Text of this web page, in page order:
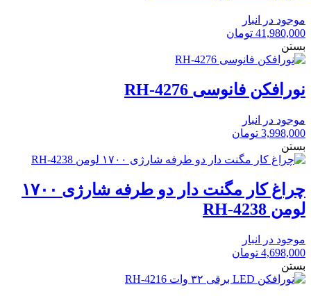
موجود در انبار
41,980,000 تومان
بستن
نورافکن فانوسی RH-4276
موجود در انبار
3,998,000 تومان
بستن
چراغ کار مگنت دار دو طرفه شارژی ۱۷۰۰
لومن RH-4238
موجود در انبار
4,698,000 تومان
بستن